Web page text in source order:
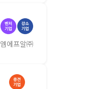
엠에프알㈜